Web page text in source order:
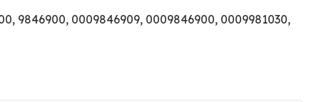
9846900, 0009846909, 0009846900, 0009981030,